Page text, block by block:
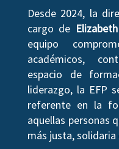
Desde 2024, la
cargo de
equipo
académicos,
espacio de
liderazgo, la EFP
referente en la
aquellas personas
más justa,